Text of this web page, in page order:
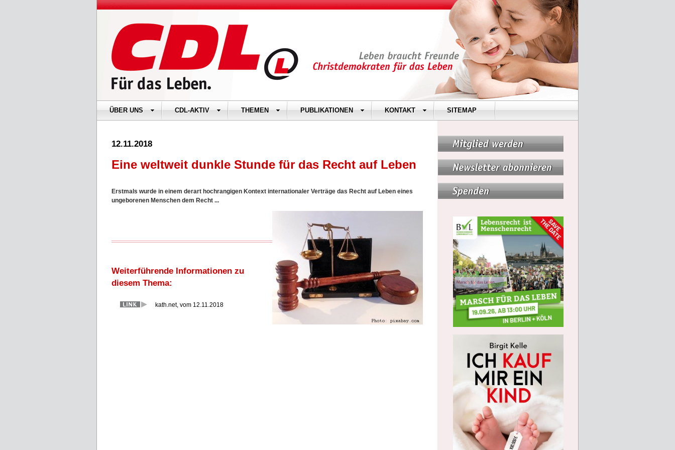
ÜBER UNS CDL-AKTIV THEMEN PUBLIKATIONEN KONTAKT SITEMAP
12.11.2018
Eine weltweit dunkle Stunde für das Recht auf Leben
Erstmals wurde in einem derart hochrangigen Kontext internationaler Verträge das Recht auf Leben eines
ungeborenen Menschen dem Recht ...
Weiterführende Informationen zu
diesem Thema:
kath.net, vom 12.11.2018